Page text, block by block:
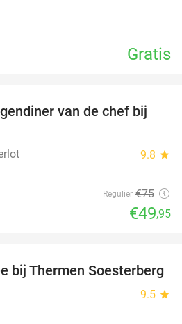
Gratis
33%
van de chef bij
9.8 star
Regulier €75
€49,95
29%
bij Thermen Soesterberg
9.5 star